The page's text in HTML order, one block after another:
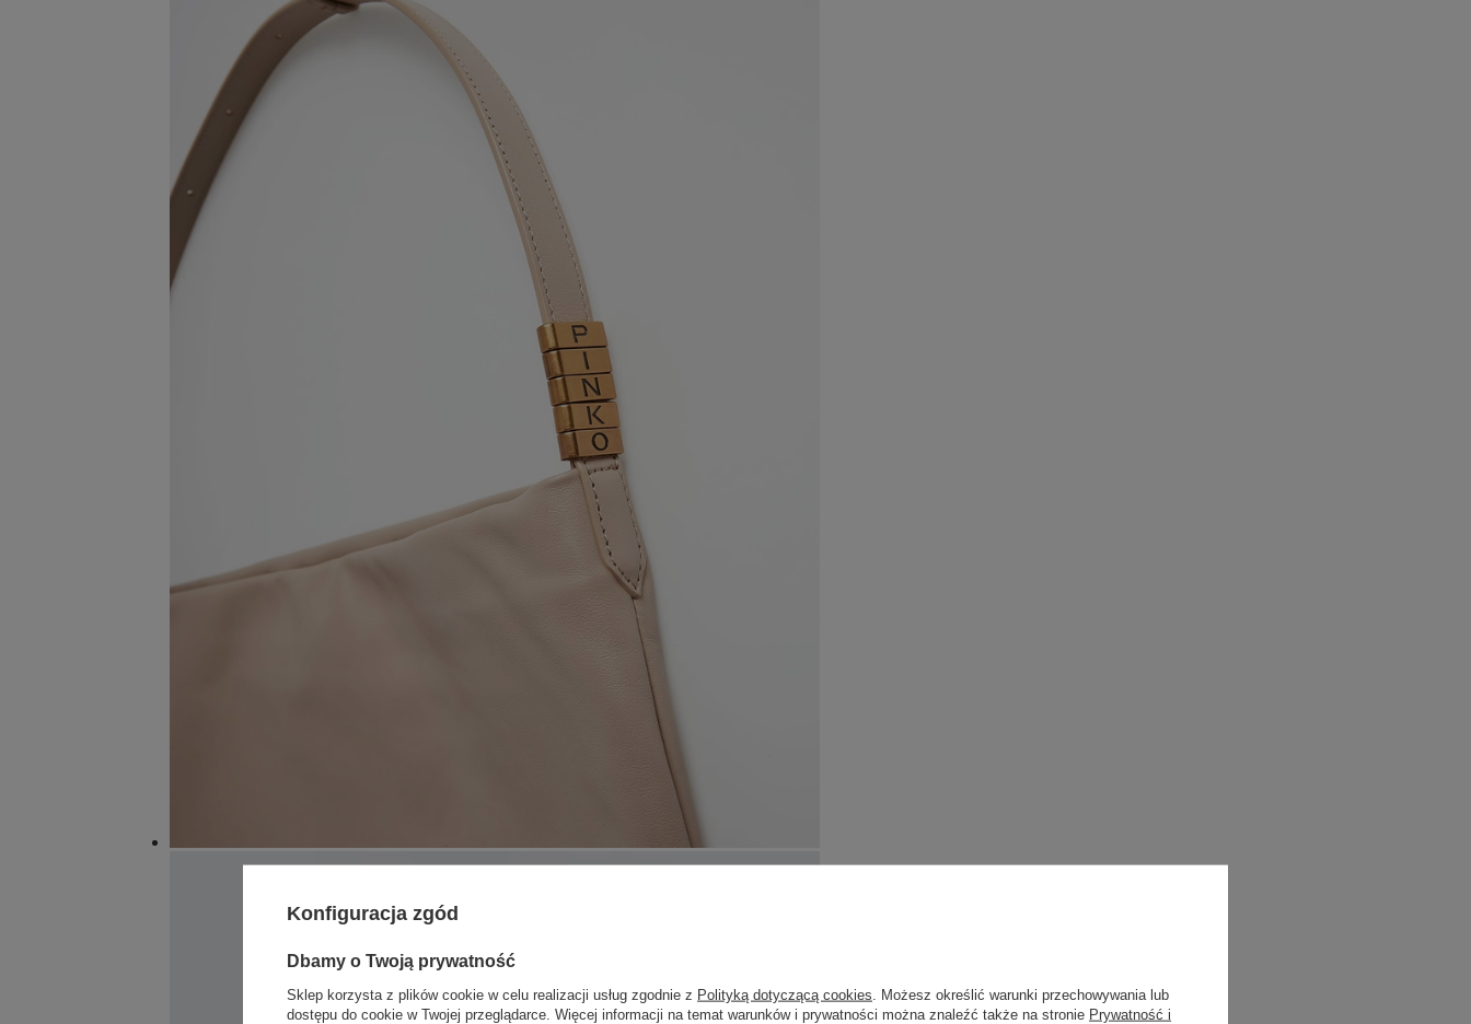
Konfiguracja zgód
Dbamy o Twoją prywatność
Sklep korzysta z plików cookie w celu realizacji usług zgodnie z Polityką dotyczącą cookies . Możesz określić warunki przechowywania lub
dostępu do cookie w Twojej przeglądarce. Więcej informacji na temat warunków i prywatności można znaleźć także na stronie Prywatność i